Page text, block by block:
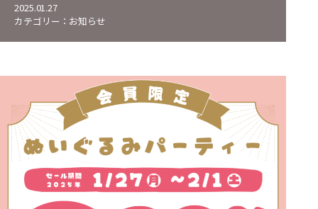
2025.01.27
カテゴリー： お知らせ